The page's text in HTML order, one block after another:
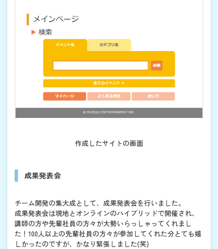
作成したサイトの画面
成果発表会
チーム開発の集大成として、成果発表会を行いました。
成果発表会は現地とオンラインのハイブリッドで開催され、
講師の方や先輩社員の方々が大勢いらっしゃってくれまし
た！100人以上の先輩社員の方々が参加してくれた分とても嬉
しかったのですが、かなり緊張しました(笑)